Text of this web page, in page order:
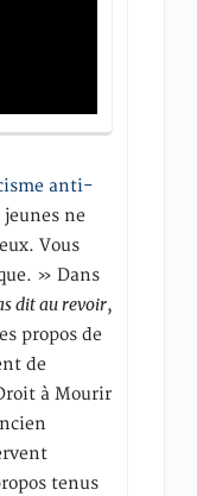
anti-
jeunes ne
Vous
» Dans
dit au revoir,
propos de
de
à Mourir
tenus